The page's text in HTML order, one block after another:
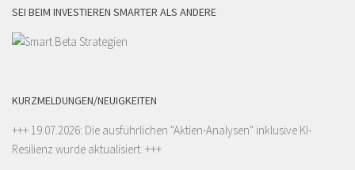
SEI BEIM INVESTIEREN SMARTER ALS ANDERE
KURZMELDUNGEN/NEUIGKEITEN
+++ 19.07.2026: Die ausführlichen "Aktien-Analysen" inklusive KI-
Resilienz wurde aktualisiert. +++